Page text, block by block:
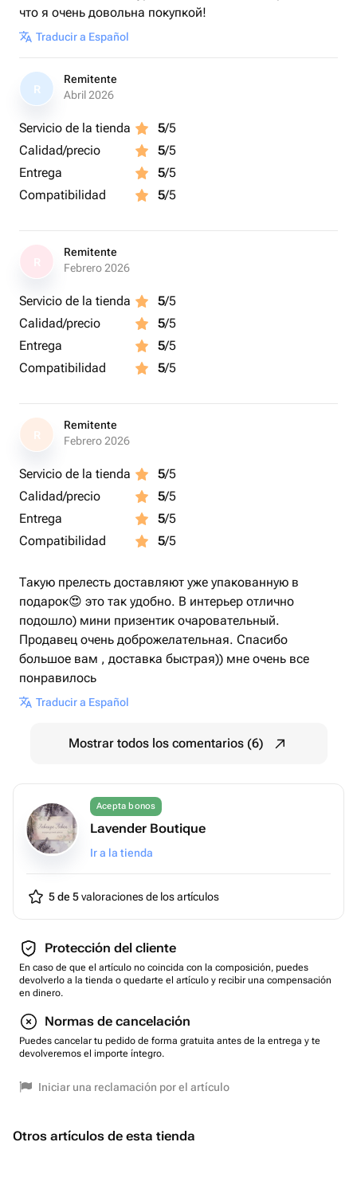
что я очень довольна покупкой!
Traducir a Español
R
Remitente
Abril 2026
Servicio de la tienda 5/5
Calidad/precio
5/5
Entrega
5/5
Compatibilidad
5/5
Remitente
Febrero 2026
Servicio de la tienda 5/5
Calidad/precio
5/5
Entrega
5/5
Compatibilidad
5/5
R
Remitente
Febrero 2026
Servicio de la tienda 5/5
Calidad/precio
5/5
Entrega
5/5
Compatibilidad
5/5
Такую прелесть доставляют уже упакованную в
подарок😍 это так удобно. В интерьер отлично
подошло) мини призентик очаровательный.
Продавец очень доброжелательная. Спасибо
большое вам , доставка быстрая)) мне очень все
понравилось
Traducir a Español
Mostrar todos los comentarios (6)
Acepta bonos
Lavender Boutique
Ir a la tienda
5 de 5valoraciones de los artículos
Protección del cliente
En caso de que el artículo no coincida con la composición, puedes
devolverlo a la tienda o quedarte el artículo y recibir una compensación
en dinero.
Normas de cancelación
Puedes cancelar tu pedido de forma gratuita antes de la entrega y te
devolveremos el importe íntegro.
Iniciar una reclamación por el artículo
Otros artículos de esta tienda